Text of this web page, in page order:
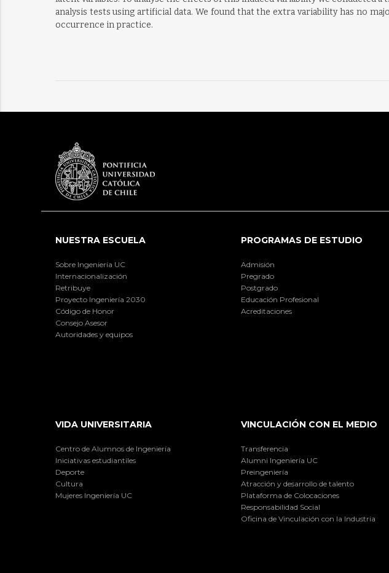
analysis tests using artificial data. We found that the extra variability has no
occurrence in practice.
NUESTRA ESCUELA
Sobre Ingeniería UC
Internacionalización
Retribuye
Proyecto Ingeniería 2030
Código de Honor
Consejo Asesor
Autoridades y equipos
PROGRAMAS DE ESTUDIO
Admisión
Pregrado
Postgrado
Educación Profesional
Acreditaciones
VIDA UNIVERSITARIA
Centro de Alumnos de Ingeniería
Iniciativas estudiantiles
Deporte
Cultura
Mujeres Ingeniería UC
VINCULACIÓN CON EL MEDIO
Transferencia
Alumni Ingeniería UC
Preingeniería
Atracción y desarrollo de talento
Plataforma de Colocaciones
Responsabilidad Social
Oficina de Vinculación con la Industria